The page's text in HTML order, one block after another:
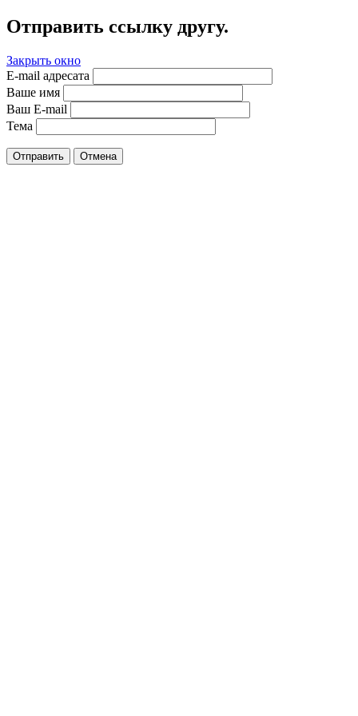
Отправить ссылку другу.
Закрыть окно
E-mail адресата
Ваше имя
Ваш E-mail
Тема
Отправить Отмена